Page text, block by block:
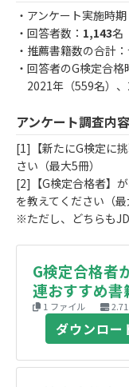
・アンケート実施時
・回答者数： 1,143名
・推薦書籍数の合計
・回答者のG検定合格
2021年（559名）、
アンケート調査内容
[1]【新たにG検定に
さい（最大5冊）
[2]【G検定合格者】
を教えてください（最
※ただし、どちらも
G検定合格者
連おすすめ書
1 ファイル
ダウンロー